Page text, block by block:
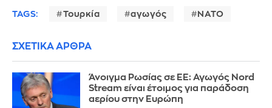
TAGS: Τουρκία αγωγός ΝΑΤΟ
ΣΧΕΤΙΚΑ ΑΡΘΡΑ
Άνοιγμα Ρωσίας σε ΕΕ: Αγωγός Nord
Stream είναι έτοιμος για παράδοση
αερίου στην Ευρώπη